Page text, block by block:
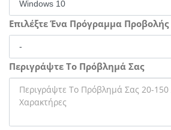
Επιλέξτε Ένα Πρόγραμμα Προβολής
Περιγράψτε Το Πρόβλημά Σας